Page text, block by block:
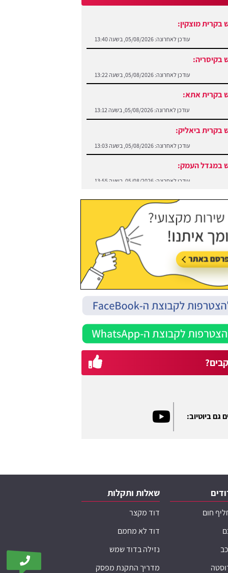
בקרית מוצקין:
עודכן לאחרונה: 05/08/2026, בשעה 13:40
בקיסריה:
עודכן לאחרונה: 05/08/2026, בשעה 13:22
בקרית אתא:
עודכן לאחרונה: 05/08/2026, בשעה 13:12
בקרית ביאליק:
עודכן לאחרונה: 05/08/2026, בשעה 13:03
במגדל העמק:
עודכן לאחרונה: 05/08/2026, בשעה 13:55
גם ביוטיוב:
חום
שאלות ותקלות
דוד מקצר
דוד לא מחמם
נזילה בדוד שמש
מדריך התקנת מפסק